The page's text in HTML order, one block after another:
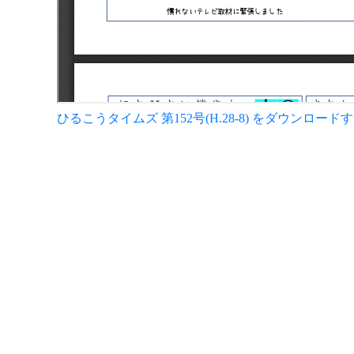
ひるこうタイムズ 第152号(H.28-8) をダウンロード